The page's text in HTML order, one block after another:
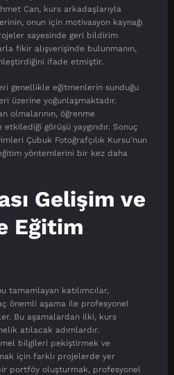
Can, kurs arkadaşlarıyla
onun için motivasyon kaynağı
sayesinde geri bildirim
fikir alışverişinde bulunmanın,
ifade etmiştir.
genellikle eğitmenlerin sunduğu
üzerine yoğunlaşmaktadır.
olmalarının, öğrenme
görüşü yaygındır. Sonuç
Çubuk Fotoğrafçılık Kursu’nun
yöntemlerini bir kez daha
Gelişim ve
Eğitim
tamamlayan katılımcılar,
önemli aşama ile profesyonel
Bu aşamalardan ilki, kurs
atılacak adımlardır.
bilgileri pekiştirmek ve
için farklı projelerde yer
portföy oluşturmak, profesyonel